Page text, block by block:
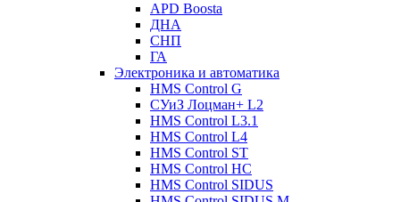
APD Boosta
ДНА
СНП
ГА
Электроника и автоматика
HMS Control G
СУиЗ Лоцман+ L2
HMS Control L3.1
HMS Control L4
HMS Control ST
HMS Control HC
HMS Control SIDUS